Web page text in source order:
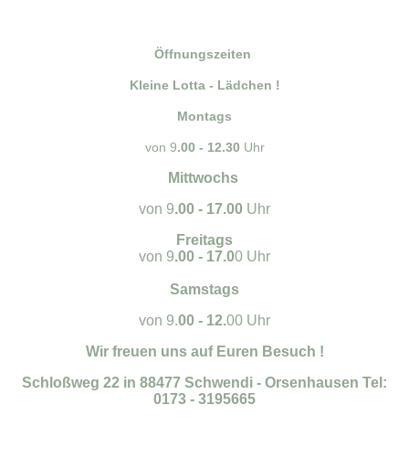
Öffnungszeiten
Kleine Lotta - Lädchen !
Montags
von 9.00 - 12.30 Uhr
Mittwochs
von 9.00 - 17.00 Uhr
Freitags
von 9.00 - 17.00 Uhr
Samstags
von 9.00 - 12.00 Uhr
Wir freuen uns auf Euren Besuch !
Schloßweg 22 in 88477 Schwendi - Orsenhausen Tel:
0173 - 3195665